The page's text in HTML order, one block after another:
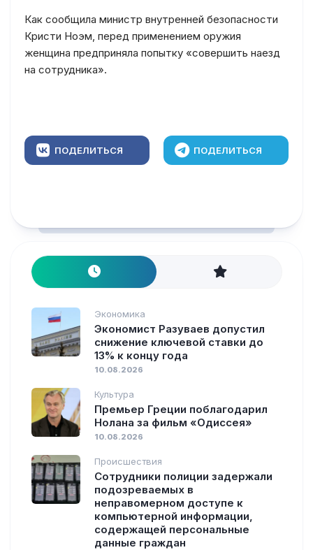
Как сообщила министр внутренней безопасности
Кристи Ноэм, перед применением оружия
женщина предприняла попытку «совершить наезд
на сотрудника».
ПОДЕЛИТЬСЯ ПОДЕЛИТЬСЯ
Экономика
Экономист Разуваев допустил
снижение ключевой ставки до
13% к концу года
10.08.2026
Культура
Премьер Греции поблагодарил
Нолана за фильм «Одиссея»
10.08.2026
Происшествия
Сотрудники полиции задержали
подозреваемых в
неправомерном доступе к
компьютерной информации,
содержащей персональные
данные граждан